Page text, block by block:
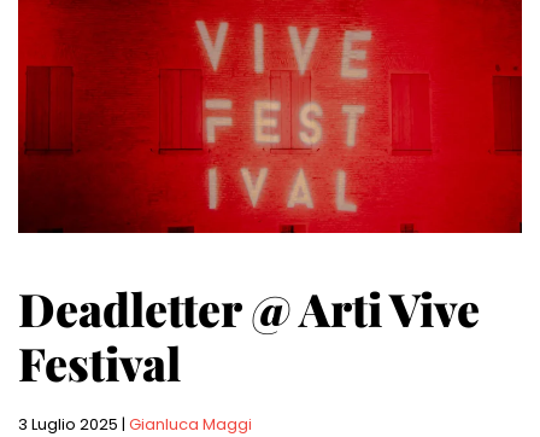
Deadletter @ Arti Vive
Festival
3 Luglio 2025 | Gianluca Maggi